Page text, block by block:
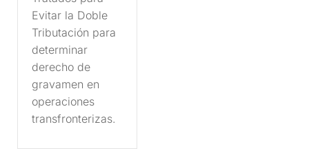
Evitar la Doble
Tributación para
determinar
derecho de
gravamen en
operaciones
transfronterizas.